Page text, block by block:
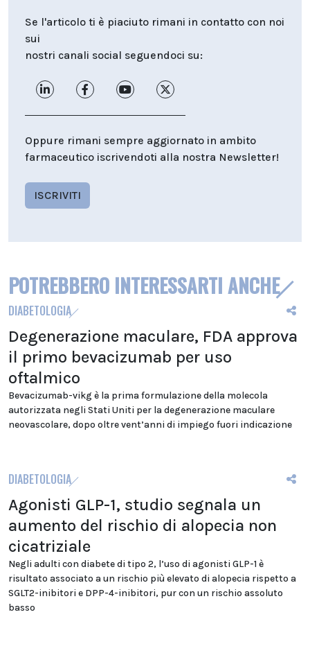
Se l'articolo ti è piaciuto rimani in contatto con noi
sui
nostri canali social seguendoci su:
Oppure rimani sempre aggiornato in ambito
farmaceutico iscrivendoti alla nostra Newsletter!
ISCRIVITI
POTREBBERO INTERESSARTI ANCHE
DIABETOLOGIA
Degenerazione maculare, FDA approva
il primo bevacizumab per uso
oftalmico
Bevacizumab-vikg è la prima formulazione della molecola
autorizzata negli Stati Uniti per la degenerazione maculare
neovascolare, dopo oltre vent’anni di impiego fuori indicazione
DIABETOLOGIA
Agonisti GLP-1, studio segnala un
aumento del rischio di alopecia non
cicatriziale
Negli adulti con diabete di tipo 2, l’uso di agonisti GLP-1 è
risultato associato a un rischio più elevato di alopecia rispetto a
SGLT2-inibitori e DPP-4-inibitori, pur con un rischio assoluto
basso